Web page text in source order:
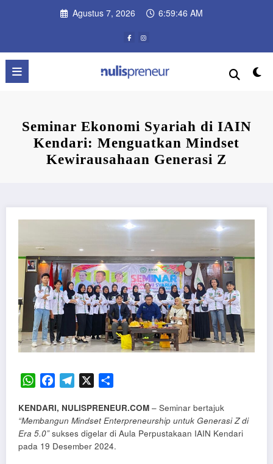
Agustus 7, 2026 6:59:46 AM
Seminar Ekonomi Syariah di IAIN
Kendari: Menguatkan Mindset
Kewirausahaan Generasi Z
WhatsAppFacebookTelegram
KENDARI, NULISPRENEUR.COM – Seminar bertajuk
“Membangun Mindset Enterpreneurship untuk Generasi Z di
Era 5.0”sukses digelar di Aula Perpustakaan IAIN Kendari
pada 19 Desember 2024.